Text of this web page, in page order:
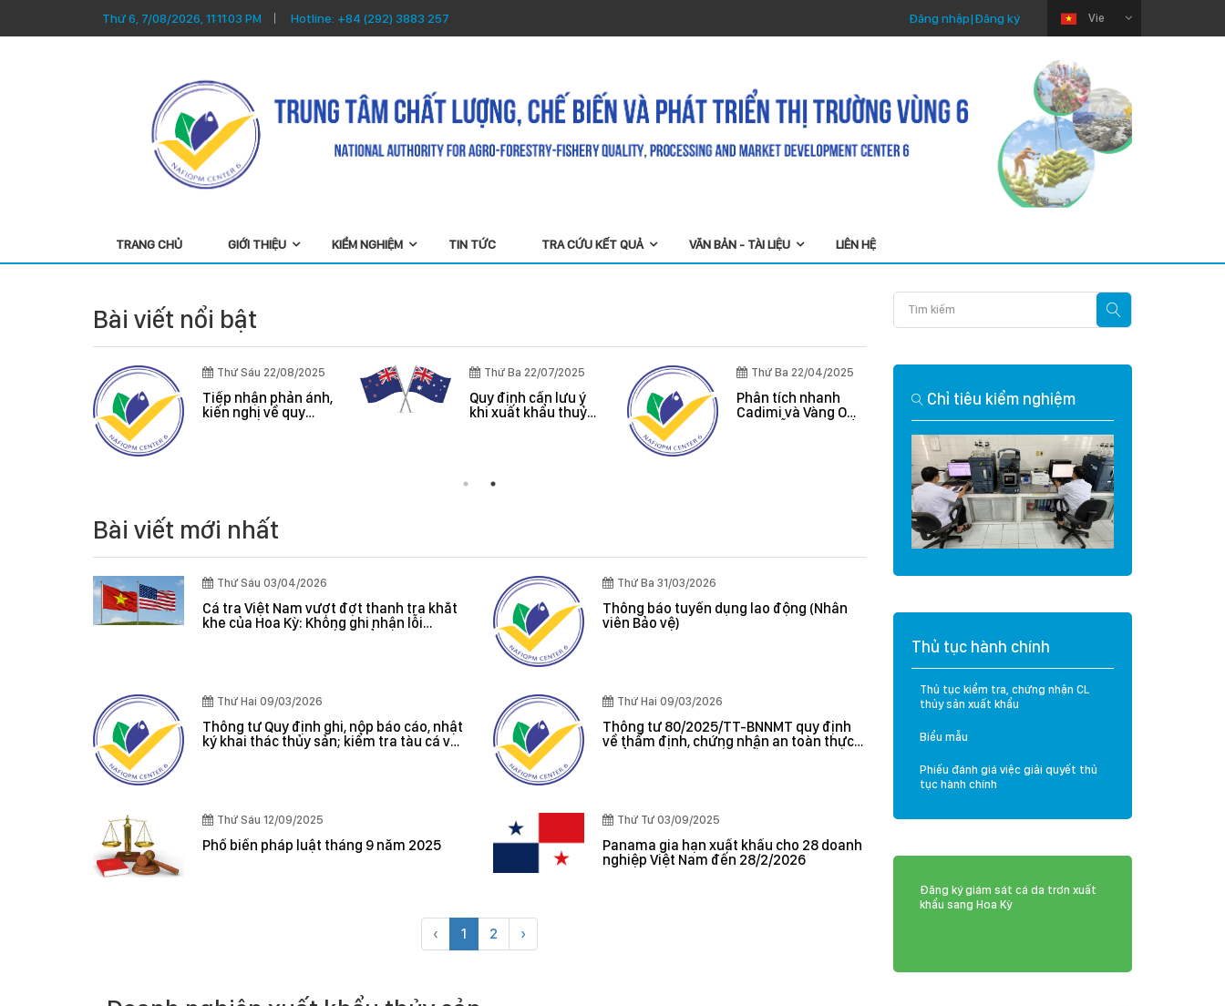
Thứ 6, 7/08/2026, 11:11:03 PM Hotline: +84 (292) 3883 257 Vie
Đăng nhập|Đăng ký
TRANG CHỦ GIỚI THIỆU KIỂM NGHIỆM TIN TỨC TRA CỨU KẾT QUẢ VĂN BẢN - TÀI LIỆU LIÊN HỆ
Bài viết nổi bật
Thứ Sáu 22/08/2025
Tiếp nhận phản ánh,
kiến nghị về quy
Thứ Ba 22/07/2025
Quy định cần lưu ý
khi xuất khẩu thuỷ
Thứ Ba 22/04/2025
Phân tích nhanh
Cadimi và Vàng O
Cá tra Việt Nam
vượt đợt thanh tra
khắt khe của Hoa
Kỳ: Không ghi nhận
lỗi nghiêm trọng, hệ
thống kiểm soát
được đánh giá hiệu
quả
Bài viết mới nhất
Thứ Sáu 03/04/2026
Cá tra Việt Nam vượt đợt thanh tra khắt
khe của Hoa Kỳ: Không ghi nhận lỗi
Thứ Ba 31/03/2026
Thông báo tuyển dụng lao động (Nhân
viên Bảo vệ)
Thứ Hai 09/03/2026
Thông tư Quy định ghi, nộp báo cáo, nhật
ký khai thác thủy sản; kiểm tra tàu cá và
Thứ Hai 09/03/2026
Thông tư 80/2025/TT-BNNMT quy định
về thẩm định, chứng nhận an toàn thực
Thứ Sáu 12/09/2025
Phổ biến pháp luật tháng 9 năm 2025
Thứ Tư 03/09/2025
Panama gia hạn xuất khẩu cho 28 doanh
nghiệp Việt Nam đến 28/2/2026
‹ 1 2 ›
Chỉ tiêu kiểm nghiệm
Thủ tục hành chính
Thủ tục kiểm tra, chứng nhận CL
thủy sản xuất khẩu
Biểu mẫu
Phiếu đánh giá việc giải quyết thủ
tục hành chính
Đăng ký giám sát cá da trơn xuất
khẩu sang Hoa Kỳ